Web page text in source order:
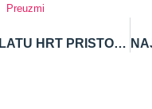
Preuzmi
PRIGOVOR NA NAPLATU HRT PRISTOJBE PRIVATNIM IZNAJMLJIVAČIMAKAO SAMOSTALNOJ DJELATNOSTI TEMELJEM POGREŠNOG TUMAČENJA ZAKONSKIH PROPISA